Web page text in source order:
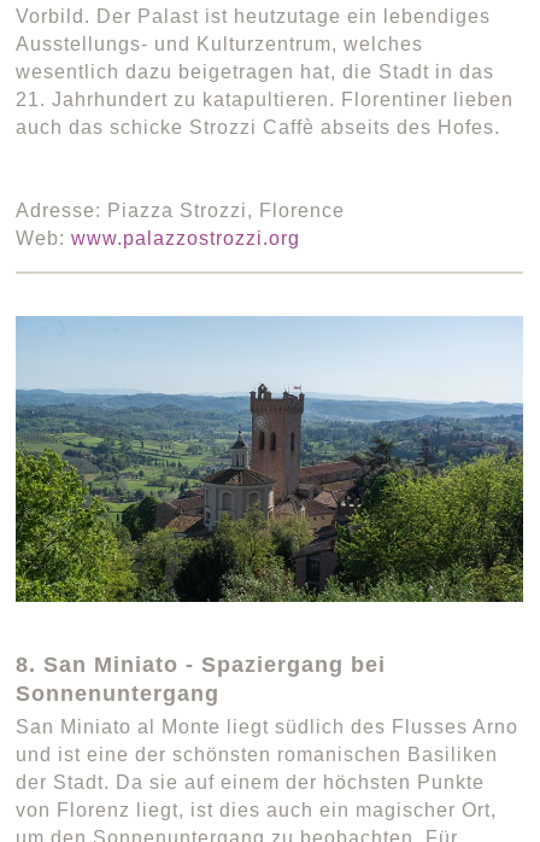
Vorbild. Der Palast ist heutzutage ein lebendiges
Ausstellungs- und Kulturzentrum, welches
wesentlich dazu beigetragen hat, die Stadt in das
21. Jahrhundert zu katapultieren. Florentiner lieben
auch das schicke Strozzi Caffè abseits des Hofes.
Adresse: Piazza Strozzi, Florence
Web:www.palazzostrozzi.org
8. San Miniato - Spaziergang bei
Sonnenuntergang
San Miniato al Monte liegt südlich des Flusses Arno
und ist eine der schönsten romanischen Basiliken
der Stadt. Da sie auf einem der höchsten Punkte
von Florenz liegt, ist dies auch ein magischer Ort,
um den Sonnenuntergang zu beobachten. Für